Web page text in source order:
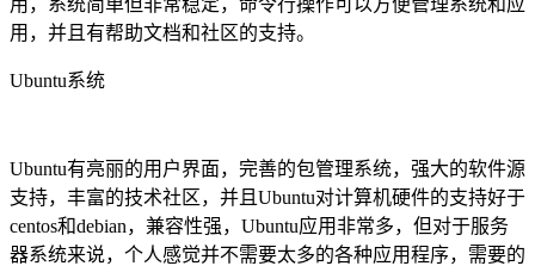
用，并且有帮助文档和社区的支持。
Ubuntu系统
Ubuntu有亮丽的用户界面，完善的包管理系统，强大的软件源
支持，丰富的技术社区，并且Ubuntu对计算机硬件的支持好于
centos和debian，兼容性强，Ubuntu应用非常多，但对于服务
器系统来说，个人感觉并不需要太多的各种应用程序，需要的